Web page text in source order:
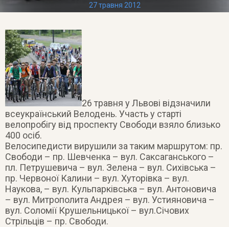
27 травня 2012
26 травня у Львові відзначили
всеукраїнський Велодень. Участь у старті
велопробігу від проспекту Свободи взяло близько
400 осіб.
Велосипедисти вирушили за таким маршрутом: пр.
Свободи – пр. Шевченка – вул. Саксаганського –
пл. Петрушевича – вул. Зелена – вул. Сихівська –
пр. Червоної Калини – вул. Хуторівка – вул.
Наукова, – вул. Кульпарківська – вул. Антоновича
– вул. Митрополита Андрея – вул. Устияновича –
вул. Соломії Крушельницької – вул.Січових
Стрільців – пр. Свободи.